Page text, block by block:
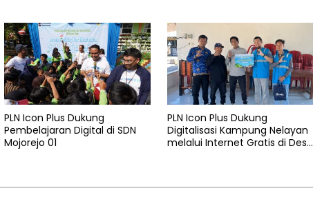
2026
PLN Icon Plus Dukung
Pembelajaran Digital di SDN
Mojorejo 01
PLN Icon Plus Dukung
Digitalisasi Kampung Nelayan
melalui Internet Gratis di Desa